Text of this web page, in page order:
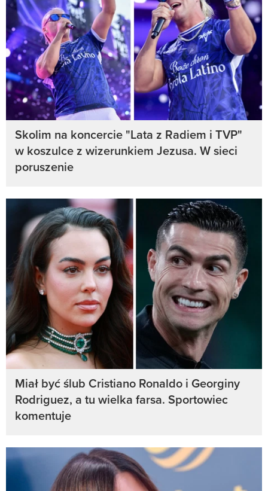
Skolim na koncercie "Lata z Radiem i TVP"
w koszulce z wizerunkiem Jezusa. W sieci
poruszenie
Miał być ślub Cristiano Ronaldo i Georginy
Rodriguez, a tu wielka farsa. Sportowiec
komentuje